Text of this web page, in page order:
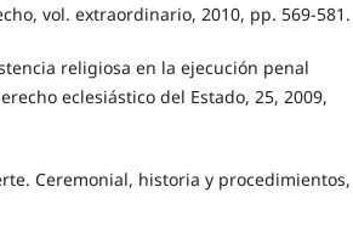
vol. extraordinario, 2010, pp. 569-581.
religiosa en la ejecución penal
eclesiástico del Estado, 25, 2009,
Ceremonial, historia y procedimientos,